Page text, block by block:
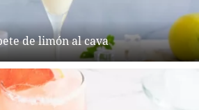
de limón al cava